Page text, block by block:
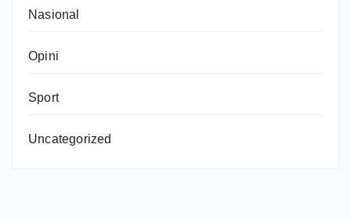
Nasional
Opini
Sport
Uncategorized